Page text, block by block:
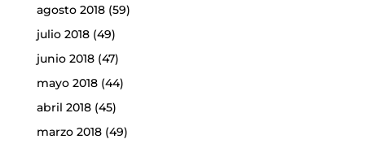
agosto 2018(59)
julio 2018(49)
junio 2018(47)
mayo 2018(44)
abril 2018(45)
marzo 2018(49)